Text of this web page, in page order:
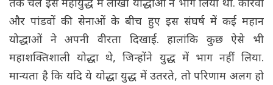
तक चले इस महायुद्ध में लाखों योद्धाओं ने भाग लिया था. कौरवों
और पांडवों की सेनाओं के बीच हुए इस संघर्ष में कई महान
योद्धाओं ने अपनी वीरता दिखाई. हालांकि कुछ ऐसे भी
महाशक्तिशाली योद्धा थे, जिन्होंने युद्ध में भाग नहीं लिया.
मान्यता है कि यदि ये योद्धा युद्ध में उतरते, तो परिणाम अलग हो